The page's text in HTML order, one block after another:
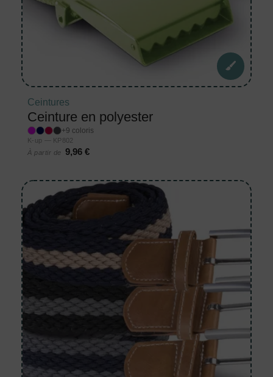
Ceintures
Ceinture en polyester
+9 coloris
K-up — KP802
À partir de
9,96 €